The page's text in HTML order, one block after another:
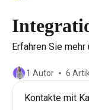
Erfahren Sie
1 Autor 6
Kontakte mit